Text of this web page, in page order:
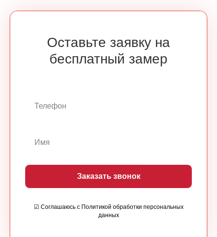
Оставьте заявку на
бесплатный замер
Заказать звонок
☑ Соглашаюсь с Политикой обработки персональных
данных